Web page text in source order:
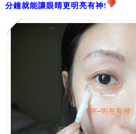
分鐘就能讓眼睛更明亮有神!